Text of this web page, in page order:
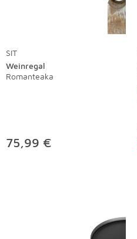
SIT
Weinregal
Romanteaka
75,99 €